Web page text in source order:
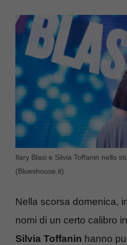
Ilary Blasi e Silvia Toffanin nello
(Blueshouse.it)
Nella scorsa domenica,
nomi di un certo calibro
Silvia Toffanin hanno